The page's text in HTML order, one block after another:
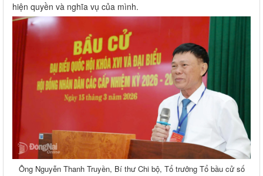
hiện quyền và nghĩa vụ của mình.
Ông Nguyễn Thanh Truyền, Bí thư Chi bộ, Tổ trưởng Tổ bầu cử số